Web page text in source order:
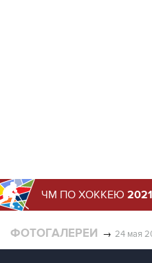
ЧМ ПО ХОККЕЮ 2021
ФОТОГАЛЕРЕИ → 24 мая